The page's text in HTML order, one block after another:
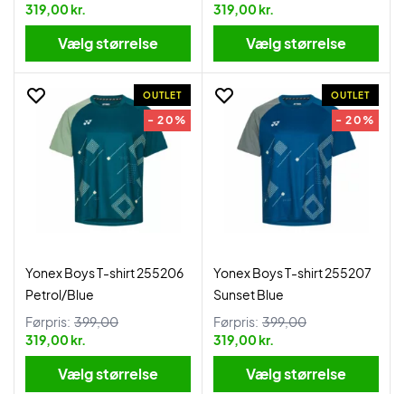
319,00 kr.
Vælg størrelse
319,00 kr.
Vælg størrelse
OUTLET
- 20%
Yonex Boys T-shirt 255206
Petrol/Blue
Førpris: 399,00
319,00 kr.
Vælg størrelse
OUTLET
- 20%
Yonex Boys T-shirt 255207
Sunset Blue
Førpris: 399,00
319,00 kr.
Vælg størrelse